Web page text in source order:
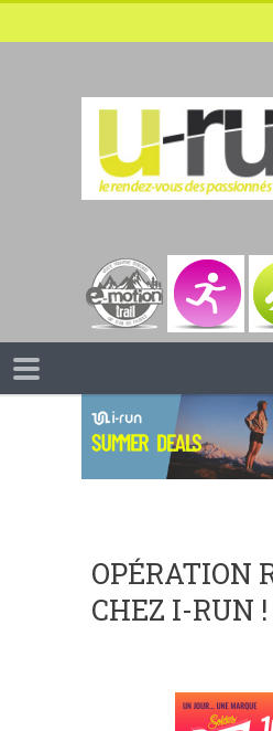
OPÉRATION
CHEZ I-RUN !